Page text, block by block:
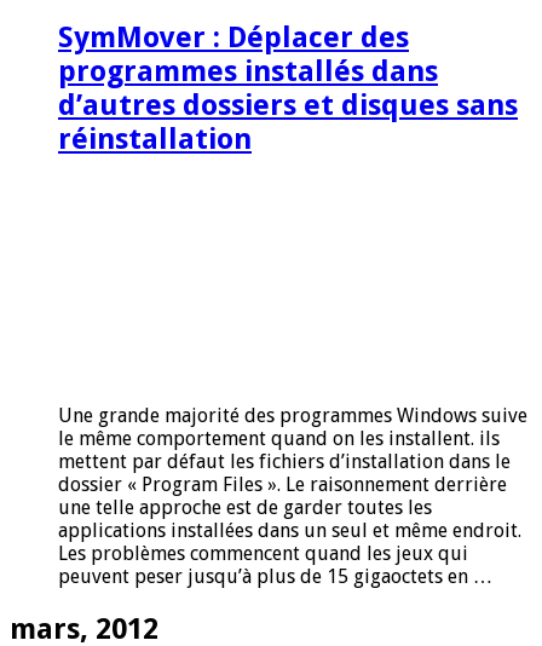
SymMover : Déplacer des
programmes installés dans
d’autres dossiers et disques sans
réinstallation
Une grande majorité des programmes Windows suive
le même comportement quand on les installent. ils
mettent par défaut les fichiers d’installation dans le
dossier « Program Files ». Le raisonnement derrière
une telle approche est de garder toutes les
applications installées dans un seul et même endroit.
Les problèmes commencent quand les jeux qui
peuvent peser jusqu’à plus de 15 gigaoctets en …
mars, 2012